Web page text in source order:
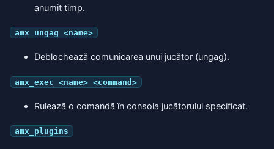
anumit timp.
amx_ungag <name>
Deblochează comunicarea unui jucător (ungag).
amx_exec <name> <command>
Rulează o comandă în consola jucătorului specificat.
amx_plugins